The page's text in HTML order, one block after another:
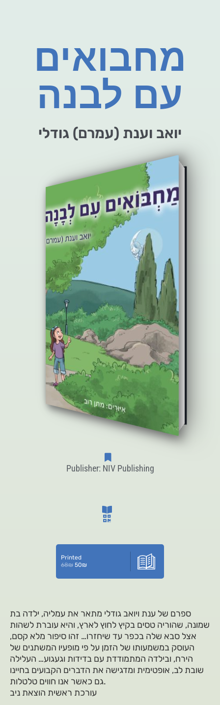
מחבואים
עם לבנה
יואב וענת (עמרם) גודלי
Publisher: NIV Publishing
Printed
68₪ 50₪
ספרם של ענת ויואב גודלי מתאר את עמליה, ילדה בת
שמונה, שהוריה טסים בקיץ לחוץ לארץ, והיא עוברת לשהות
אצל סבא שלה בכפר עד שיחזרו… זהו סיפור מלא קסם,
העוסק במשמעותו של הזמן על פי מופעיו המשתנים של
הירח, ובילדה המתמודדת עם בדידות וגעגוע… העלילה
שובת לב, אופטימית ומדגישה את הדברים הקבועים בחיינו
גם כאשר אנו חווים טלטלות.
עורכת ראשית הוצאת ניב